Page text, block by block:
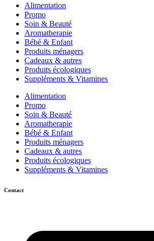
Alimentation
Promo
Soin & Beauté
Aromatherapie
Bébé & Enfant
Produits ménagers
Cadeaux & autres
Produits écologiques
Suppléments & Vitamines
Alimentation
Promo
Soin & Beauté
Aromatherapie
Bébé & Enfant
Produits ménagers
Cadeaux & autres
Produits écologiques
Suppléments & Vitamines
Contact